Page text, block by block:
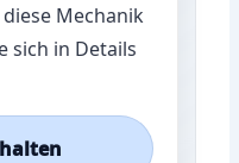
Mechanik
sich in Details